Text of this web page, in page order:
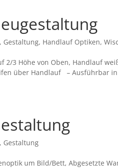
, Gestaltung, Handlauf Optiken,
2/3 Höhe von Oben, Handlauf
über Handlauf – Ausführbar
, Gestaltung
um Bild/Bett, Abgesetzte